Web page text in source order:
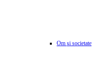
Om şi societate